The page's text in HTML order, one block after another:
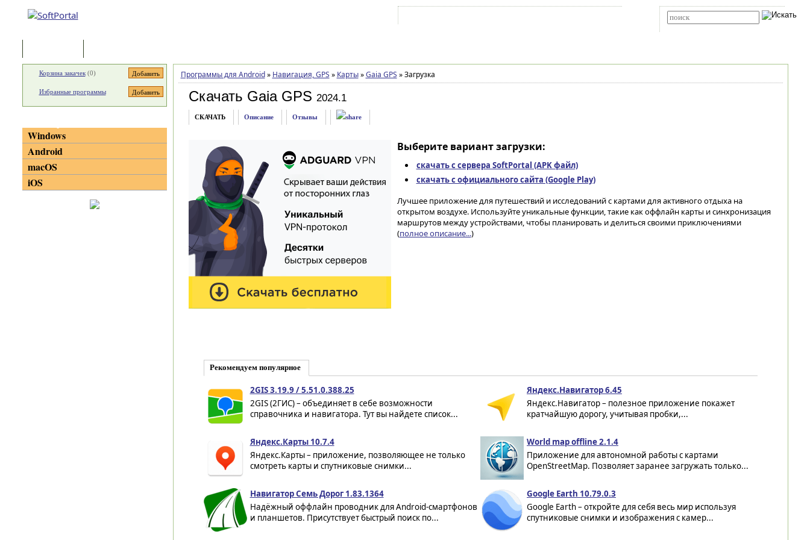
Программы для Android » Навигация, GPS » Карты » Gaia GPS »Загрузка
Скачать Gaia GPS 2024.1
СКАЧАТЬ Описание Отзывы
Выберите вариант загрузки:
скачать с сервера SoftPortal (APK файл)
скачать с официального сайта (Google Play)
Лучшее приложение для путешествий и исследований с картами для активного отдыха на
открытом воздухе. Используйте уникальные функции, такие как оффлайн карты и синхронизация
маршрутов между устройствами, чтобы планировать и делиться своими приключениями
(полное описание...)
Рекомендуем популярное
2GIS 3.19.9 / 5.51.0.388.25
2GIS (2ГИС) – объединяет в себе возможности
справочника и навигатора. Тут вы найдете список...
Яндекс.Навигатор 6.45
Яндекс.Навигатор – полезное приложение покажет
кратчайшую дорогу, учитывая пробки,...
Яндекс.Карты 10.7.4
Яндекс.Карты – приложение, позволяющее не только
смотреть карты и спутниковые снимки...
World map offline 2.1.4
Приложение для автономной работы с картами
OpenStreetMap. Позволяет заранее загружать только...
Навигатор Семь Дорог 1.83.1364
Надёжный оффлайн проводник для Android-смартфонов
и планшетов. Присутствует быстрый поиск по...
Google Earth 10.79.0.3
Google Earth – откройте для себя весь мир используя
спутниковые снимки и изображения с камер...
Корзина закачек(0)
Избранные программы
Windows
Android
macOS
iOS